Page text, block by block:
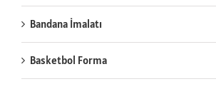
Bandana İmalatı
Basketbol Forma